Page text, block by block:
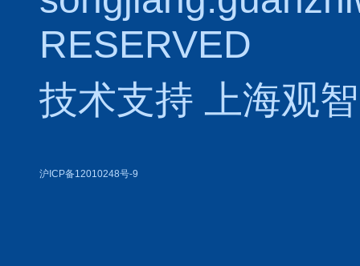
RESERVED
技术支持
上海观
沪ICP备12010248号-9